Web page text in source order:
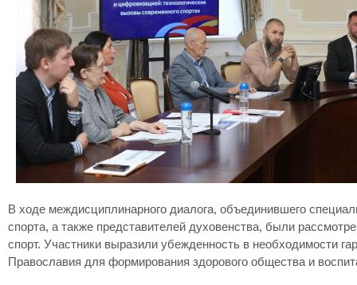
В ходе междисциплинарного диалога, объединившего
спорта, а также представителей духовенства, были
спорт. Участники выразили убежденность в необходимости
Православия для формирования здорового общества и